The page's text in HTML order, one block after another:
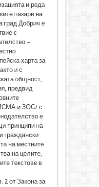
и реда
пазари на
град Добрич е
с
–
харта за
и с
общност,
предвид
и ЗОС/ с
е
принципи на
граждански
на местните
на целите,
текстове в
2 от Закона за